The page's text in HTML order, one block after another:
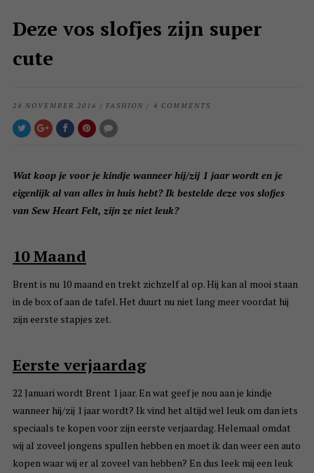
Deze vos slofjes zijn super
cute
24 NOVEMBER 2016 / FASHION / 4 COMMENTS
Wat koop je voor je kindje wanneer hij/zij 1 jaar wordt en je
eigenlijk al van alles in huis hebt? Ik bestelde deze vos slofjes
van Sew Heart Felt, zijn ze niet leuk?
10 Maand
Brent is nu 10 maand en trekt zichzelf al op. Hij kan al mooi staan
in de box of aan de tafel. Het duurt nu niet lang meer voordat hij
zijn eerste stapjes zet.
Eerste verjaardag
22 Januari wordt Brent 1 jaar. En wat geef je nou aan je kindje
wanneer hij/zij 1 jaar wordt? Ik vind het altijd wel leuk om dan iets
speciaals te kopen voor zijn eerste verjaardag. Helemaal omdat
wij al zoveel jongens spullen hebben en moet ik dan weer een auto
kopen waar wij er al zoveel van hebben? En dus leek mij een leuk